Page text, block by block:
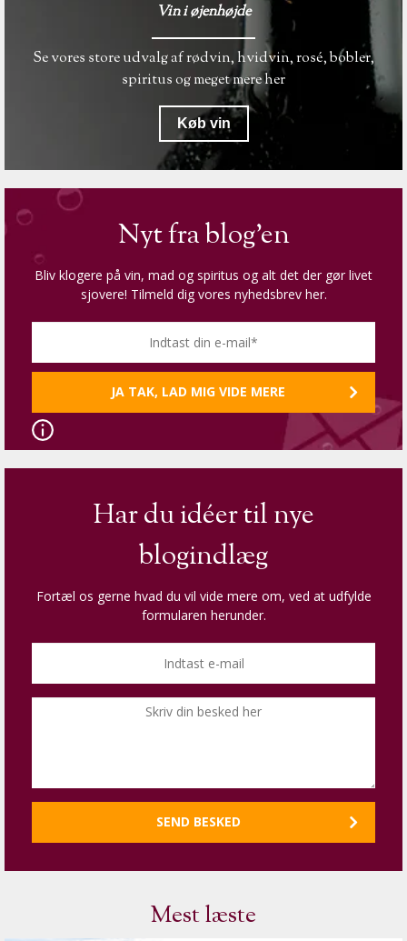
Vin i øjenhøjde
Se vores store udvalg af rødvin, hvidvin, rosé, bobler,
spiritus og meget mere her
Køb vin
Nyt fra blog'en
Bliv klogere på vin, mad og spiritus og alt det der gør livet
sjovere! Tilmeld dig vores nyhedsbrev her.
Har du idéer til nye
blogindlæg
Fortæl os gerne hvad du vil vide mere om, ved at udfylde
formularen herunder.
Mest læste